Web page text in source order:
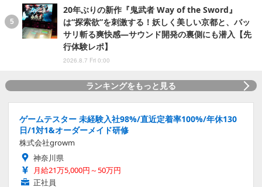
20年ぶりの新作『鬼武者 Way of the Sword』
は“探索欲”を刺激する！妖しく美しい京都と、バッ
サリ斬る爽快感―サウンド開発の裏側にも潜入【先
行体験レポ】
2026.8.7 Fri 0:00
ランキングをもっと見る
ゲームテスター 未経験入社98%/直近定着率100%/年休130
日/1対1&オーダーメイド研修
株式会社growm
神奈川県
月給21万5,000円～50万円
正社員